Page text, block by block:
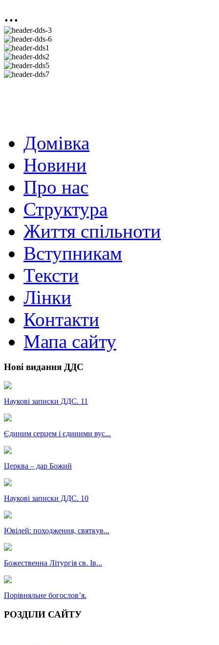
...
Домівка
Новини
Про нас
Структура
Життя спільноти
Вступникам
Тексти
Лінки
Контакти
Мапа сайту
Нові видання ДДС
Наукові записки ДДС. 11
Єдиним серцем і єдиними вус...
Церква – дар Божий
Наукові записки ДДС. 10
Ювілей: походження, святкув...
Божественна Літургія св. Ів...
Порівняльне богословʼя.
РОЗДІЛИ САЙТУ